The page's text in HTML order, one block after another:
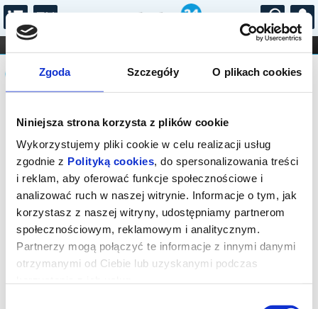
Zgoda Szczegóły O plikach cookies
Niniejsza strona korzysta z plików cookie
Wykorzystujemy pliki cookie w celu realizacji usług
zgodnie z Polityką cookies, do spersonalizowania treści
i reklam, aby oferować funkcje społecznościowe i
analizować ruch w naszej witrynie. Informacje o tym, jak
korzystasz z naszej witryny, udostępniamy partnerom
społecznościowym, reklamowym i analitycznym.
Partnerzy mogą połączyć te informacje z innymi danymi
otrzymanymi od Ciebie lub uzyskanymi podczas
...
FILHARMONIA OPERA I BALET
STAND-UP
DLA DZIECI
Komunikat
Seans wyprzedany.